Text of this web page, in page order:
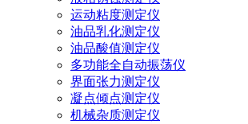
运动粘度测定仪
油品乳化测定仪
油品酸值测定仪
多功能全自动振荡仪
界面张力测定仪
凝点倾点测定仪
机械杂质测定仪